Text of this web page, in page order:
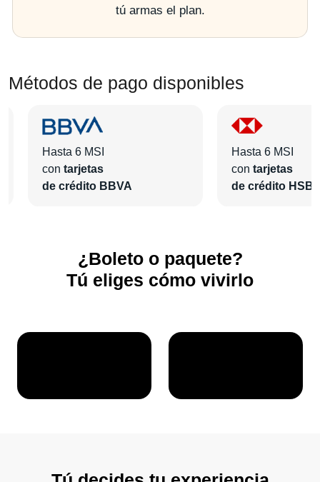
tú armas el plan.
Métodos de pago disponibles
Hasta 6 MSI
con tarjetas
de crédito BBVA
Hasta 6 MSI
con tarjetas
de crédito
¿Boleto o paquete?
Tú eliges cómo vivirlo